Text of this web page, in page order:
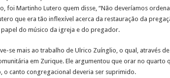
foi Martinho Lutero quem disse, “Não deveríamos
que era tão inflexível acerca da restauração da
do músico da igreja e do pregador.
se mais ao trabalho de Ulrico Zuínglio, o qual, através
em Zurique. Ele argumentou que orar no quarto
o canto congregacional deveria ser suprimido.